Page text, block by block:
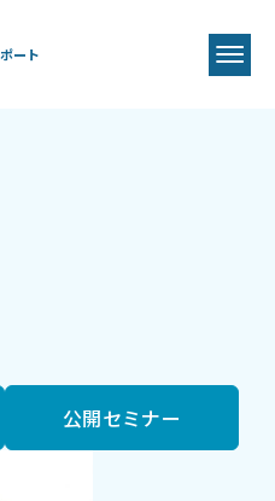
ート美保代
公開セミナー